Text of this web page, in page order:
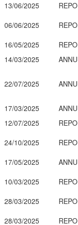
13/06/2025
06/06/2025
16/05/2025
14/03/2025
22/07/2025
17/03/2025
12/07/2025
24/10/2025
17/05/2025
10/03/2025
28/03/2025
28/03/2025